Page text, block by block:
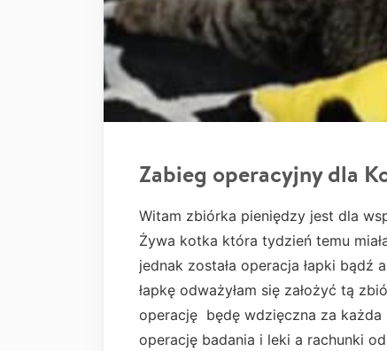
Zabieg operacyjny dla
Witam zbiórka pieniędzy jest dla
Żywa kotka która tydzień temu
jednak została operacja łapki
łapkę odważyłam się założyć tą
operację będę wdzięczna za
operację badania i leki a rachunki